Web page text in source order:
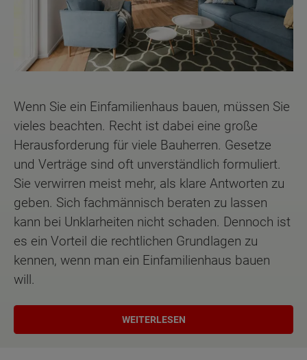
Wenn Sie ein Einfamilienhaus bauen, müssen Sie
vieles beachten. Recht ist dabei eine große
Herausforderung für viele Bauherren. Gesetze
und Verträge sind oft unverständlich formuliert.
Sie verwirren meist mehr, als klare Antworten zu
geben. Sich fachmännisch beraten zu lassen
kann bei Unklarheiten nicht schaden. Dennoch ist
es ein Vorteil die rechtlichen Grundlagen zu
kennen, wenn man ein Einfamilienhaus bauen
will.
WEITERLESEN